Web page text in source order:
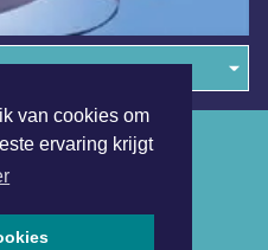
van cookies om
ervaring krijgt